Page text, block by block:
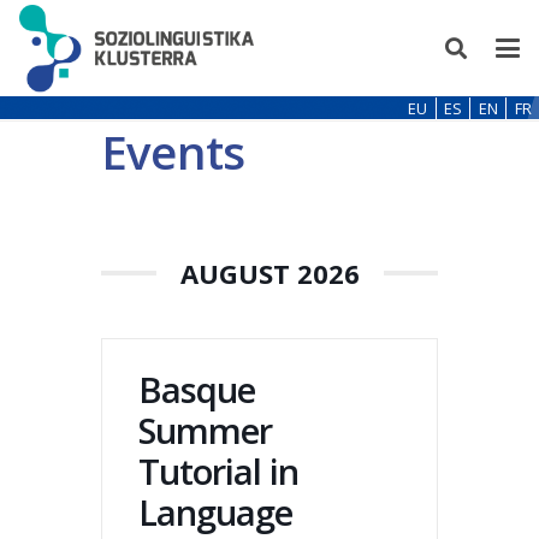
EU ES EN FR
Events
AUGUST 2026
Basque
Summer
Tutorial in
Language